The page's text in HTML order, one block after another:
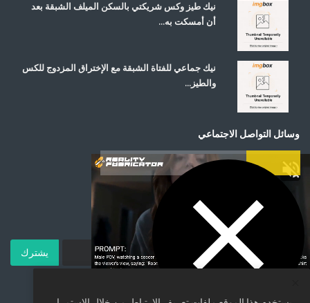
نيك طيز وكس شريكتي بالسكن الميلف الشبقة بعد
أن أمسكت به...
نيك جماعي للفتاة الشبقة مع الإختراق المزدوج للكس
والطيز...
وسائل التواصل الاجتماعي
اشترك في صحيفتنا الإخبارية
يشترك